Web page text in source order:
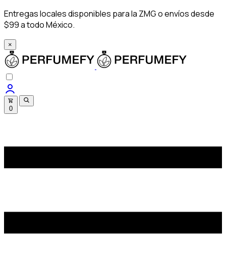
Entregas locales disponibles para la ZMG o envíos desde
$99 a todo México.
×
0